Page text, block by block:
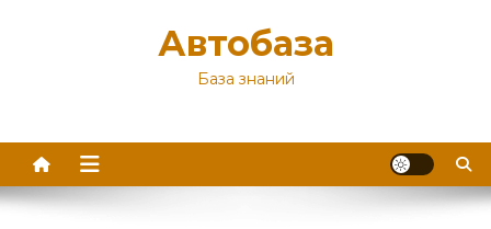
Автобаза
База знаний